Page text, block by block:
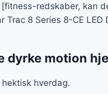
redskaber,
Trac 8 Series 8-CE
dyrke motion
hverdag.